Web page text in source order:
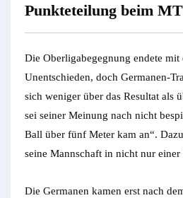
Punkteteilung beim
Die Oberligabegegnung endete mit
Unentschieden, doch Germanen-
sich weniger über das Resultat als
sei seiner Meinung nach nicht
Ball über fünf Meter kam an“.
seine Mannschaft in nicht nur einer
Die Germanen kamen erst nach